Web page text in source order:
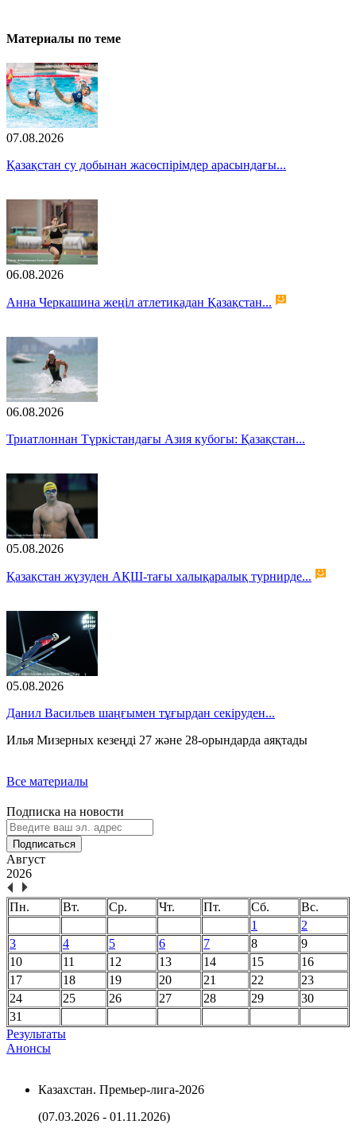
Материалы по теме
07.08.2026
Қазақстан су добынан жасөспірімдер арасындағы...
06.08.2026
Анна Черкашина жеңіл атлетикадан Қазақстан...
06.08.2026
Триатлоннан Түркістандағы Азия кубогы: Қазақстан...
05.08.2026
Қазақстан жүзуден АҚШ-тағы халықаралық турнирде...
05.08.2026
Данил Васильев шаңғымен тұғырдан секіруден...
Илья Мизерных кезеңді 27 және 28-орындарда аяқтады
Все материалы
Подписка на новости
Подписаться
Август
2026
Пн. Вт. Ср. Чт. Пт. Сб.
Вс.
1
2
3
4 5 6 7 8
9
10
11 12 13 14 15
16
17
18 19 20 21 22
23
24
25 26 27 28 29
30
31
Результаты
Анонсы
Казахстан. Премьер-лига-2026
(07.03.2026 - 01.11.2026)